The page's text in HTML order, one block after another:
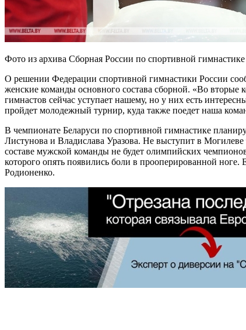
Фото из архива Сборная России по спортивной
О решении Федерации спортивной гимнастики России
женские команды основного состава сборной. «Во
гимнастов сейчас уступает нашему, но у них есть
пройдет молодежный турнир, куда также поедет наша
В чемпионате Беларуси по спортивной гимнастике
Листунова и Владислава Уразова. Не выступит в
составе мужской команды не будет олимпийских
которого опять появились боли в прооперированной
Родионенко.